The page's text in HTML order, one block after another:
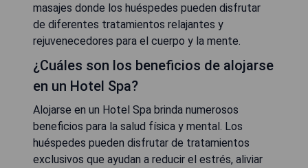
masajes donde los huéspedes pueden disfrutar
de diferentes tratamientos relajantes y
rejuvenecedores para el cuerpo y la mente.
¿Cuáles son los beneficios de alojarse
en un Hotel Spa?
Alojarse en un Hotel Spa brinda numerosos
beneficios para la salud física y mental. Los
huéspedes pueden disfrutar de tratamientos
exclusivos que ayudan a reducir el estrés, aliviar